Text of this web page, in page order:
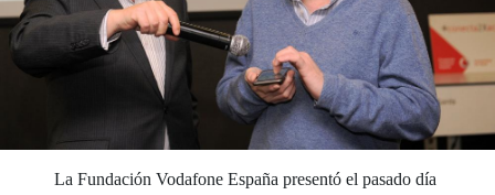
La Fundación Vodafone España presentó el pasado día